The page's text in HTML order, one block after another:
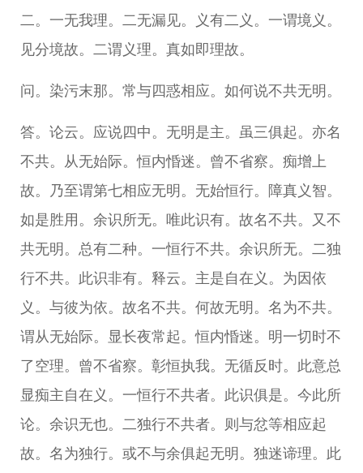
二。一无我理。二无漏见。义有二义。一谓境义。
见分境故。二谓义理。真如即理故。
问。染污末那。常与四惑相应。如何说不共无明。
答。论云。应说四中。无明是主。虽三俱起。亦名
不共。从无始际。恒内惛迷。曾不省察。痴增上
故。乃至谓第七相应无明。无始恒行。障真义智。
如是胜用。余识所无。唯此识有。故名不共。又不
共无明。总有二种。一恒行不共。余识所无。二独
行不共。此识非有。释云。主是自在义。为因依
义。与彼为依。故名不共。何故无明。名为不共。
谓从无始际。显长夜常起。恒内惛迷。明一切时不
了空理。曾不省察。彰恒执我。无循反时。此意总
显痴主自在义。一恒行不共者。此识俱是。今此所
论。余识无也。二独行不共者。则与忿等相应起
故。名为独行。或不与余俱起无明。独迷谛理。此